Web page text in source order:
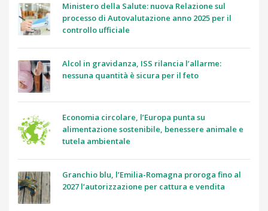
Ministero della Salute: nuova Relazione sul
processo di Autovalutazione anno 2025 per il
controllo ufficiale
Alcol in gravidanza, ISS rilancia l’allarme:
nessuna quantità è sicura per il feto
Economia circolare, l’Europa punta su
alimentazione sostenibile, benessere animale e
tutela ambientale
Granchio blu, l’Emilia-Romagna proroga fino al
2027 l’autorizzazione per cattura e vendita